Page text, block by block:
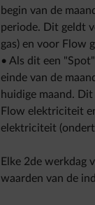
begin van de
periode. Dit geldt
gas) en voor Flow
• Als dit een
einde van de
huidige maand.
Flow elektriciteit
elektriciteit
Elke 2de werkdag
waarden van de